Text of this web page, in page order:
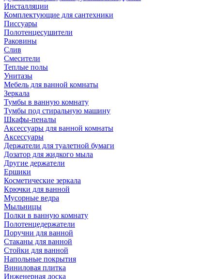
Инсталляции
Комплектующие для сантехники
Писсуары
Полотенцесушители
Раковины
Слив
Смесители
Теплые полы
Унитазы
Мебель для ванной комнаты
Зеркала
Тумбы в ванную комнату
Тумбы под стиральную машину
Шкафы-пеналы
Аксессуары для ванной комнаты
Аксессуары
Держатели для туалетной бумаги
Дозатор для жидкого мыла
Другие держатели
Ершики
Косметические зеркала
Крючки для ванной
Мусорные ведра
Мыльницы
Полки в ванную комнату
Полотенцедержатели
Поручни для ванной
Стаканы для ванной
Стойки для ванной
Напольные покрытия
Виниловая плитка
Инженерная доска